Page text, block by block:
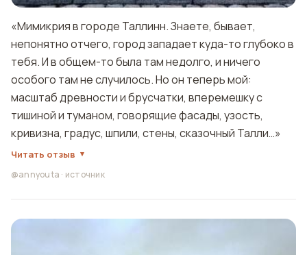
«Мимикрия в городе Таллинн. Знаете, бывает,
непонятно отчего, город западает куда-то глубоко в
тебя. И в общем-то была там недолго, и ничего
особого там не случилось. Но он теперь мой:
масштаб древности и брусчатки, вперемешку с
тишиной и туманом, говорящие фасады, узость,
кривизна, градус, шпили, стены, сказочный Талли…»
Читать отзыв
@annyouta · источник